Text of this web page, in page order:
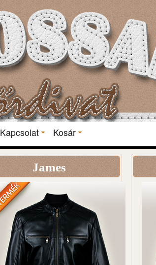
Kapcsolat Kosár
James